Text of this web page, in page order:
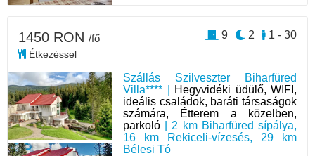
Szállás Szilveszter Biharfüred
Villa**** |
Hegyvidéki üdülő, WIFI,
ideális családok, baráti társaságok
számára, Étterem a közelben,
parkoló | 2 km Biharfüred sípálya,
16 km Rekiceli-vízesés, 29 km
Bélesi Tó
1450 RON /fő
Étkezéssel
1 - 30
2
9